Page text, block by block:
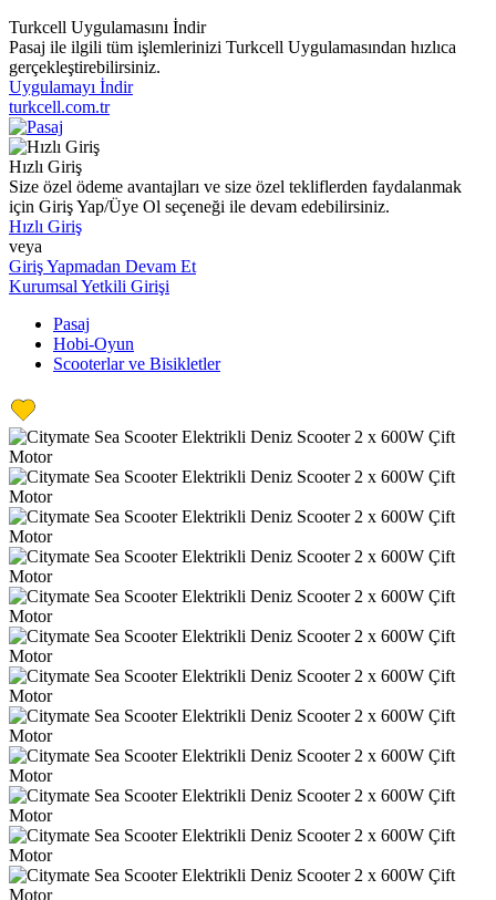
Turkcell Uygulamasını İndir
Pasaj ile ilgili tüm işlemlerinizi Turkcell Uygulamasından hızlıca
gerçekleştirebilirsiniz.
Uygulamayı İndir
turkcell.com.tr
Hızlı Giriş
Size özel ödeme avantajları ve size özel tekliflerden faydalanmak
için Giriş Yap/Üye Ol seçeneği ile devam edebilirsiniz.
Hızlı Giriş
veya
Giriş Yapmadan Devam Et
Kurumsal Yetkili Girişi
Pasaj
Hobi-Oyun
Scooterlar ve Bisikletler